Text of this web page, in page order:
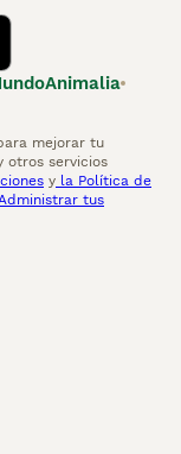
mejorar tu
otros servicios
y la Política de
tus